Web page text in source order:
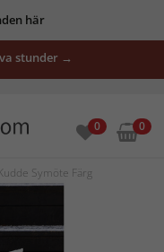
här
stunder →
0 0
Symöte Färg